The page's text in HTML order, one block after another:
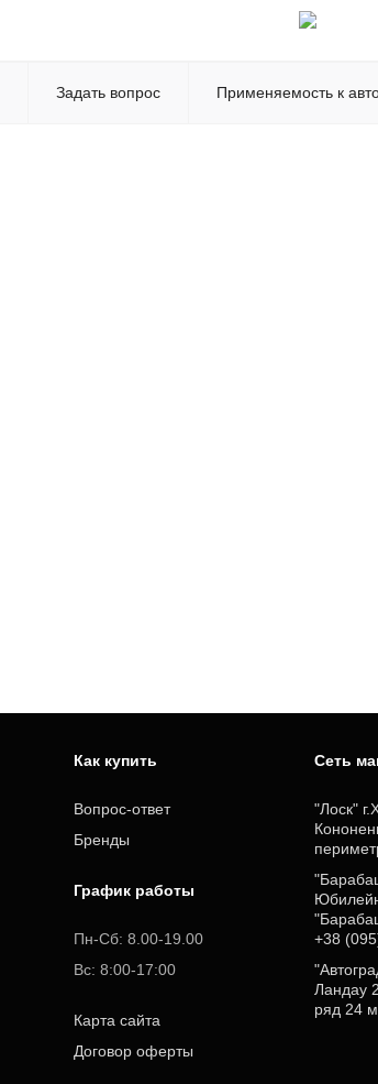
Задать вопрос Применяемость к
Как купить
Вопрос-ответ
Бренды
График работы
Пн-Сб: 8.00-19.00
Вс: 8:00-17:00
Карта сайта
Договор оферты
Cеть
"Лоск"
+38
Ландау
ряд 24